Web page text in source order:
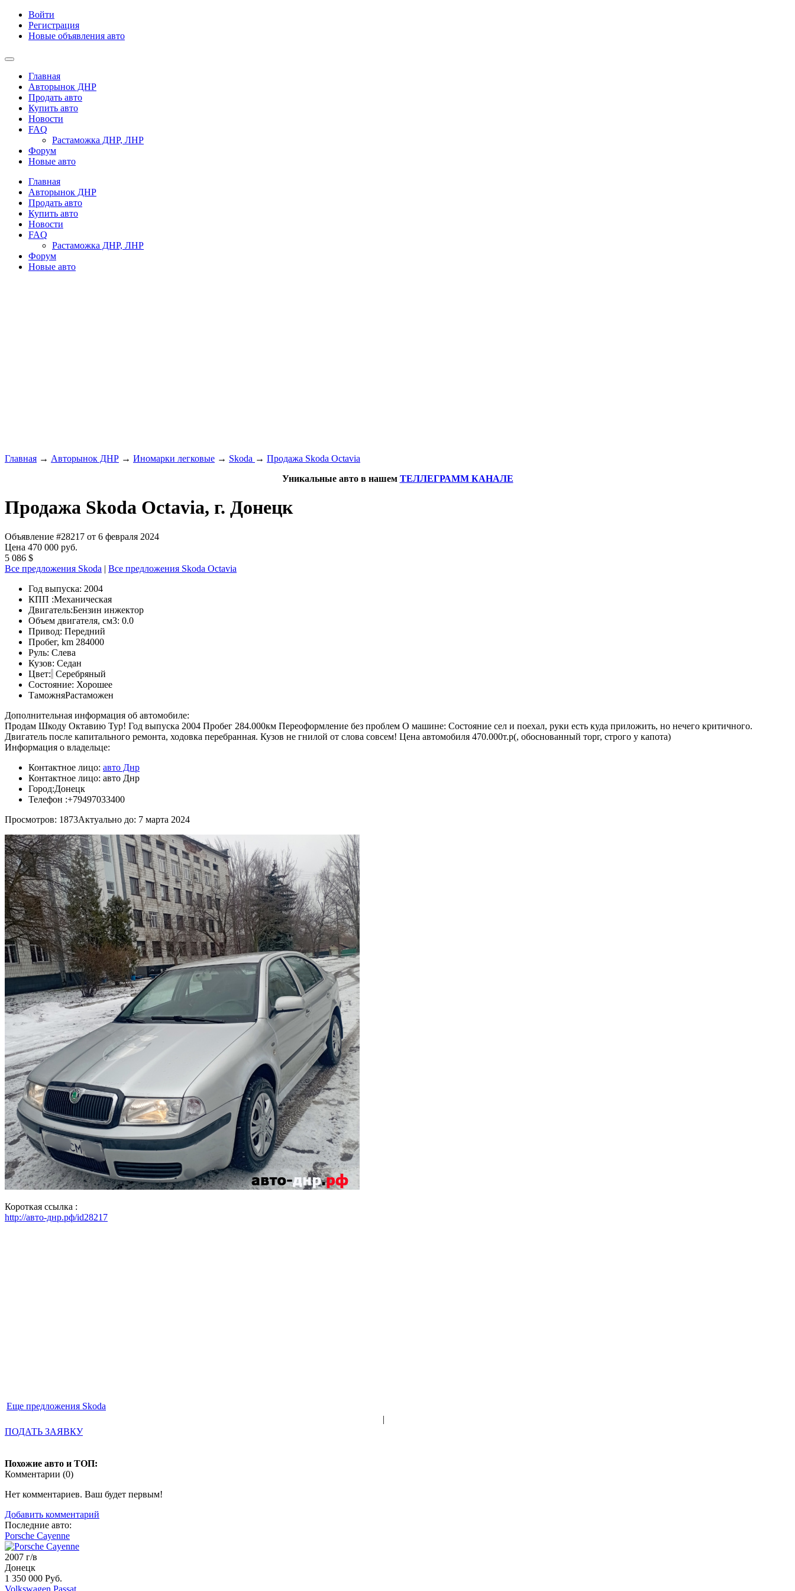
Войти
Регистрация
Новые объявления авто
Главная
Авторынок ДНР
Продать авто
Купить авто
Новости
FAQ
Растаможка ДНР, ЛНР
Форум
Новые авто
Главная
Авторынок ДНР
Продать авто
Купить авто
Новости
FAQ
Растаможка ДНР, ЛНР
Форум
Новые авто
Главная → Авторынок ДНР → Иномарки легковые → Skoda → Продажа Skoda Octavia
Уникальные авто в нашем ТЕЛЛЕГРАММ КАНАЛЕ
Продажа Skoda Octavia, г. Донецк
Объявление #28217 от 6 февраля 2024
Цена 470 000 руб.
5 086 $
Все предложения Skoda | Все предложения Skoda Octavia
Год выпуска: 2004
КПП :Механическая
Двигатель:Бензин инжектор
Объем двигателя, см3: 0.0
Привод: Передний
Пробег, km 284000
Руль: Слева
Кузов: Седан
Цвет: Серебряный
Состояние: Хорошее
ТаможняРастаможен
Дополнительная информация об автомобиле:
Продам Шкоду Октавию Тур! Год выпуска 2004 Пробег 284.000км Переоформление без проблем О машине: Состояние сел и поехал, руки есть куда приложить, но нечего критичного.
Двигатель после капитального ремонта, ходовка перебранная. Кузов не гнилой от слова совсем! Цена автомобиля 470.000т.р(, обоснованный торг, строго у капота)
Информация о владельце:
Контактное лицо: авто Днр
Контактное лицо: авто Днр
Город:Донецк
Телефон :+79497033400
Просмотров: 1873Актуально до: 7 марта 2024
Короткая ссылка :
http://авто-днр.рф/id28217
Еще предложения Skoda
|
ПОДАТЬ ЗАЯВКУ
Похожие авто и ТОП:
Комментарии (0)
Нет комментариев. Ваш будет первым!
Добавить комментарий
Последние авто:
Porsche Cayenne
2007 г/в
Донецк
1 350 000 Руб.
Volkswagen Passat